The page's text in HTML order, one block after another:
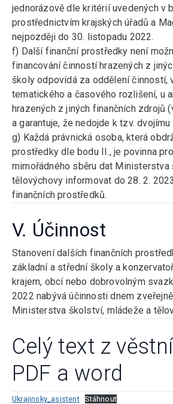
jednorázově dle kritérií uvedených v
prostřednictvím krajských úřadů a
nejpozději do 30. listopadu 2022.
f) Další finanční prostředky není
financování činností hrazených z
školy odpovídá za oddělení činností,
tematického a časového rozlišení, u
hrazených z jiných finančních zdrojů
a garantuje, že nedojde k tzv. dvojímu
g) Každá právnická osoba, která
prostředky dle bodu II., je povinna
mimořádného sběru dat
tělovýchovy informovat do 28. 2.
finančních prostředků.
V. Účinnost
Stanovení dalších finančních
základní a střední školy a
krajem, obcí nebo dobrovolným
2022 nabývá účinnosti dnem
Ministerstva školství, mládeže a
Celý text z
PDF a word
Ukrajinsky_asistent
Stáhnout